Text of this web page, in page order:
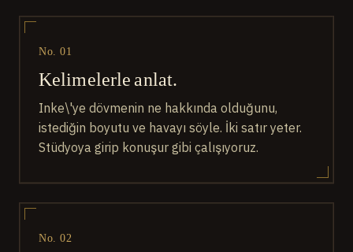
No. 01
Kelimelerle anlat.
Inke\'ye dövmenin ne hakkında olduğunu,
istediğin boyutu ve havayı söyle. İki satır yeter.
Stüdyoya girip konuşur gibi çalışıyoruz.
No. 02